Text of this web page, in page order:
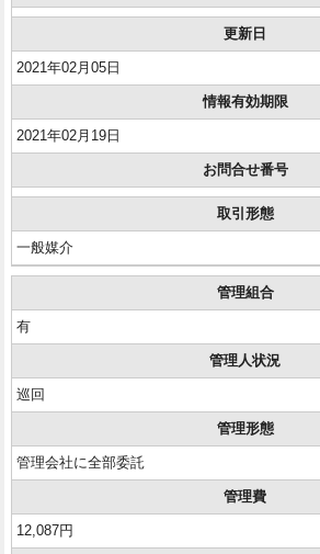
更新日
2021年02月05日
情報有効期限
2021年02月19日
お問合せ番号
取引形態
一般媒介
管理組合
有
管理人状況
巡回
管理形態
管理会社に全部委託
管理費
12,087円